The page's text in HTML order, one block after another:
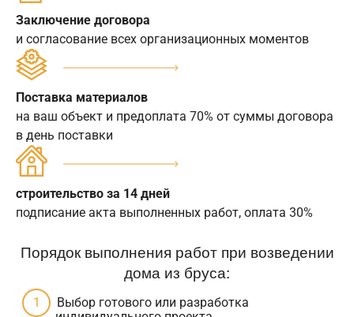
Заключение договора
и согласование всех организационных моментов
Поставка материалов
на ваш объект и предоплата 70% от суммы договора
в день поставки
строительство за 14 дней
подписание акта выполненных работ, оплата 30%
Порядок выполнения работ при возведении
дома из бруса:
Выбор готового или разработка